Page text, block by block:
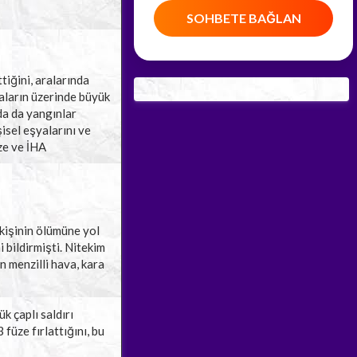
aralarında
üzerinde büyük
da yangınlar
eşyalarını ve
ve İHA
ölümüne yol
bildirmişti. Nitekim
menzilli hava, kara
çaplı saldırı
fırlattığını, bu
SOHBETE BAĞLAN